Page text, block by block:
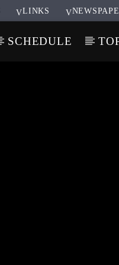
LINKS
SCHEDULE